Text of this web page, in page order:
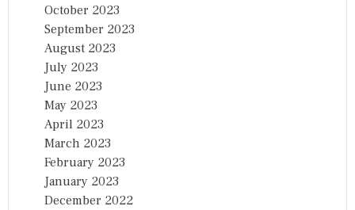
October 2023
September 2023
August 2023
July 2023
June 2023
May 2023
April 2023
March 2023
February 2023
January 2023
December 2022